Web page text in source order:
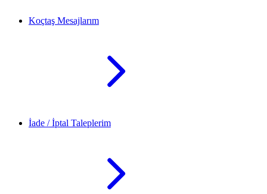
Koçtaş Mesajlarım
İade / İptal Taleplerim